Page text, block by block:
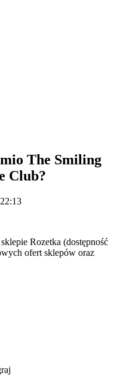
The Smiling
Club?
Rozetka (dostępność
ofert sklepów oraz